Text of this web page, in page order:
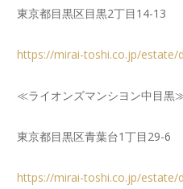
東京都目黒区目黒2丁目14-13
https://mirai-toshi.co.jp/estate/
≪ライオンズマンシヨン中目
東京都目黒区青葉台1丁目29-6
https://mirai-toshi.co.jp/estate/